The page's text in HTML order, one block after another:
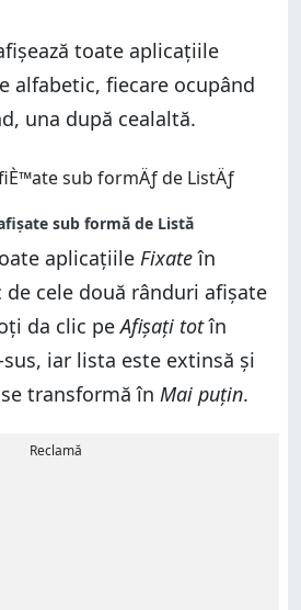
toate aplicațiile
alfabetic, fiecare ocupând
una după cealaltă.
aplicațiile Fixateîn
cele două rânduri afișate
da clic peAfișați totîn
iar lista este extinsă și
transformă în Mai puțin.
Reclamă